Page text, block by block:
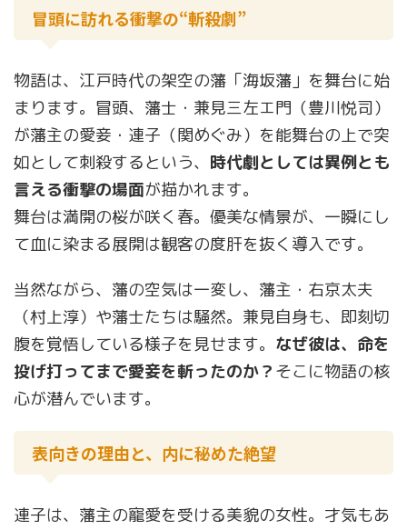
冒頭に訪れる衝撃の“斬殺劇”
物語は、江戸時代の架空の藩「海坂藩」を舞台に始
まります。冒頭、藩士・兼見三左エ門（豊川悦司）
が藩主の愛妾・連子（関めぐみ）を能舞台の上で突
如として刺殺するという、 時代劇としては異例とも
言える衝撃の場面が描かれます。
舞台は満開の桜が咲く春。優美な情景が、一瞬にし
て血に染まる展開は観客の度肝を抜く導入です。
当然ながら、藩の空気は一変し、藩主・右京太夫
（村上淳）や藩士たちは騒然。兼見自身も、即刻切
腹を覚悟している様子を見せます。 なぜ彼は、命を
投げ打ってまで愛妾を斬ったのか？ そこに物語の核
心が潜んでいます。
表向きの理由と、内に秘めた絶望
連子は、藩主の寵愛を受ける美貌の女性。才気もあ